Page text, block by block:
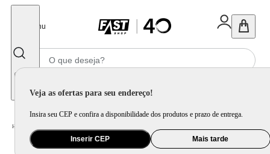
Menu
Veja as ofertas para seu endereço!
Insira seu CEP e confira a disponibilidade dos produtos e prazo de entrega.
Inserir CEP Mais tarde
Home